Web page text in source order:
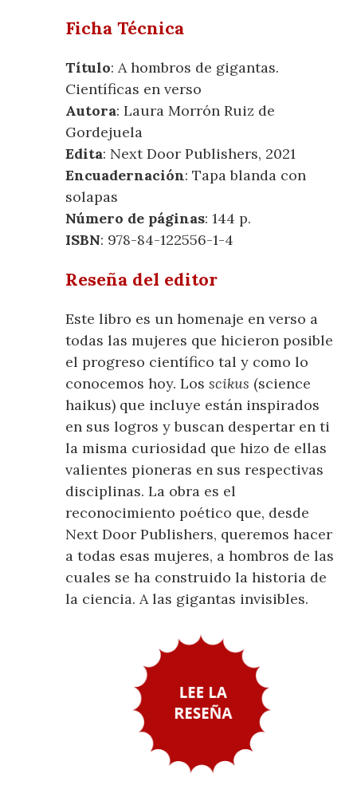
Ficha Técnica
Título: A hombros de gigantas.
Científicas en verso
Autora: Laura Morrón Ruiz de
Gordejuela
Edita: Next Door Publishers, 2021
Encuadernación: Tapa blanda con
solapas
Número de páginas: 144 p.
ISBN: 978-84-122556-1-4
Reseña del editor
Este libro es un homenaje en verso a
todas las mujeres que hicieron posible
el progreso científico tal y como lo
conocemos hoy. Losscikus (science
haikus) que incluye están inspirados
en sus logros y buscan despertar en ti
la misma curiosidad que hizo de ellas
valientes pioneras en sus respectivas
disciplinas. La obra es el
reconocimiento poético que, desde
Next Door Publishers, queremos hacer
a todas esas mujeres, a hombros de las
cuales se ha construido la historia de
la ciencia. A las gigantas invisibles.